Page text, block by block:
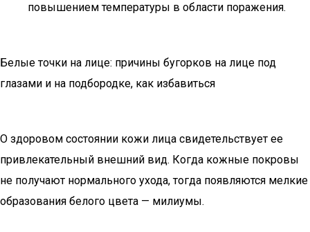
повышением температуры в области поражения.
Белые точки на лице: причины бугорков на лице под
глазами и на подбородке, как избавиться
О здоровом состоянии кожи лица свидетельствует ее
привлекательный внешний вид. Когда кожные покровы
не получают нормального ухода, тогда появляются мелкие
образования белого цвета — милиумы.